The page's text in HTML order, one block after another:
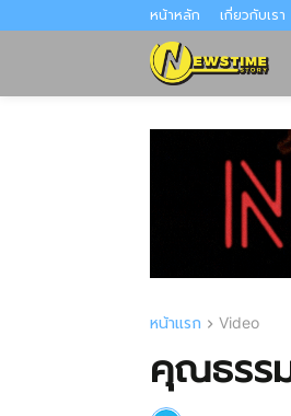
หน้าหลัก เกี่ยวกับเรา
หน้าแรก Video
คุณธรร